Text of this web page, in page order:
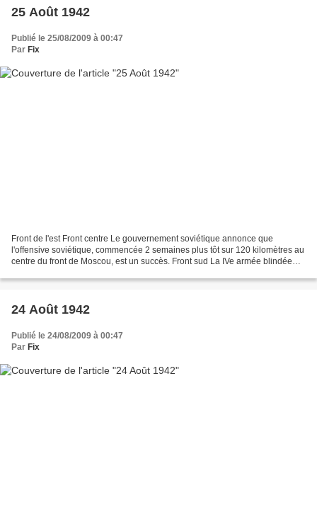
25 Août 1942
Publié le 25/08/2009 à 00:47
Par Fix
Front de l'est Front centre Le gouvernement soviétique annonce que
l'offensive soviétique, commencée 2 semaines plus tôt sur 120 kilomètres au
centre du front de Moscou, est un succès. Front sud La IVe armée blindée
24 Août 1942
Publié le 24/08/2009 à 00:47
Par Fix